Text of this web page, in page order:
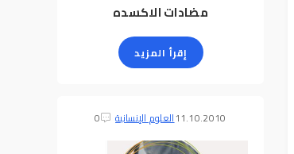
مضادات الاكسده
إقرأ المزيد
11.10.2010العلوم الإنسانية 0